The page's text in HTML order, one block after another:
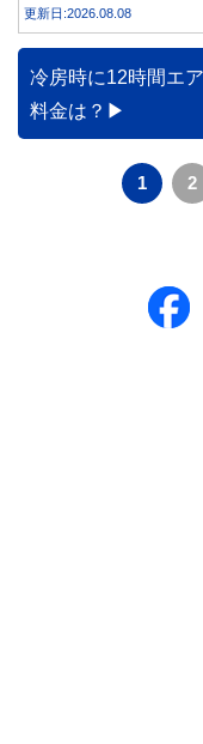
更新日:2026.08.08
冷房時に12時間エ
料金は？
1 2